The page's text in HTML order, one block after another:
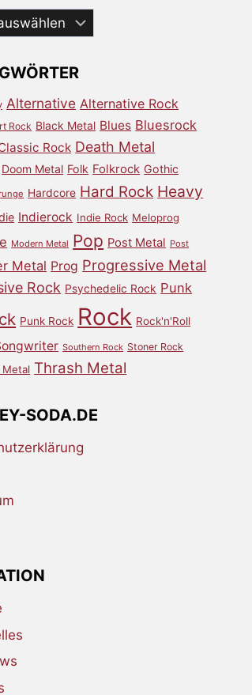
Alternative Alternative Rock
Rock Black Metal Blues Bluesrock
Rock Death Metal
Doom Metal Folk Folkrock Gothic
Hardcore Hard Rock Heavy
Indierock Indie Rock Meloprog
Modern Metal Pop Post Metal Post
Metal Prog Progressive Metal
Rock Psychedelic Rock Punk
Punk Rock Rock Rock'n'Roll
Southern Rock Stoner Rock
Metal Thrash Metal
SODA.DE